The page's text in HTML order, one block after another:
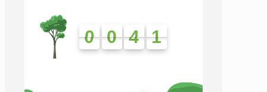
0
0 0
0 4
4
4
4 1
1
1
1